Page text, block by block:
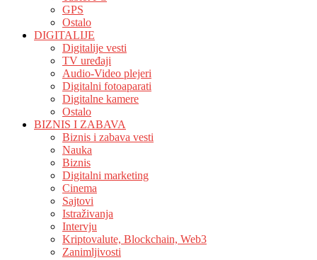
GPS
Ostalo
DIGITALIJE
Digitalije vesti
TV uređaji
Audio-Video plejeri
Digitalni fotoaparati
Digitalne kamere
Ostalo
BIZNIS I ZABAVA
Biznis i zabava vesti
Nauka
Biznis
Digitalni marketing
Cinema
Sajtovi
Istraživanja
Intervju
Kriptovalute, Blockchain, Web3
Zanimljivosti